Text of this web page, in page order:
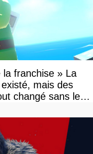
la franchise » La
mais des
changé sans le